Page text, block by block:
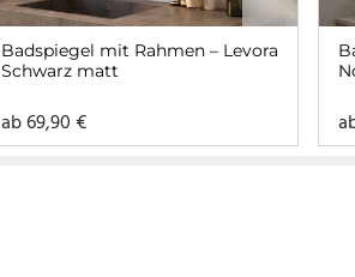
Badspiegel mit Rahmen – Levora
Schwarz matt
ab69,90€